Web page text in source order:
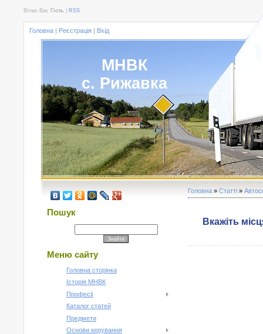
Вітаю Вас Гість RSS
Головна | Реєстрація | Вхід
МНВК
с. Рижавка
Пошук
Меню сайту
Головна сторінка
Історія МНВК
Професії
Каталог статей
Предмети
Основи керування
Головна » Статті »
Вкажіть